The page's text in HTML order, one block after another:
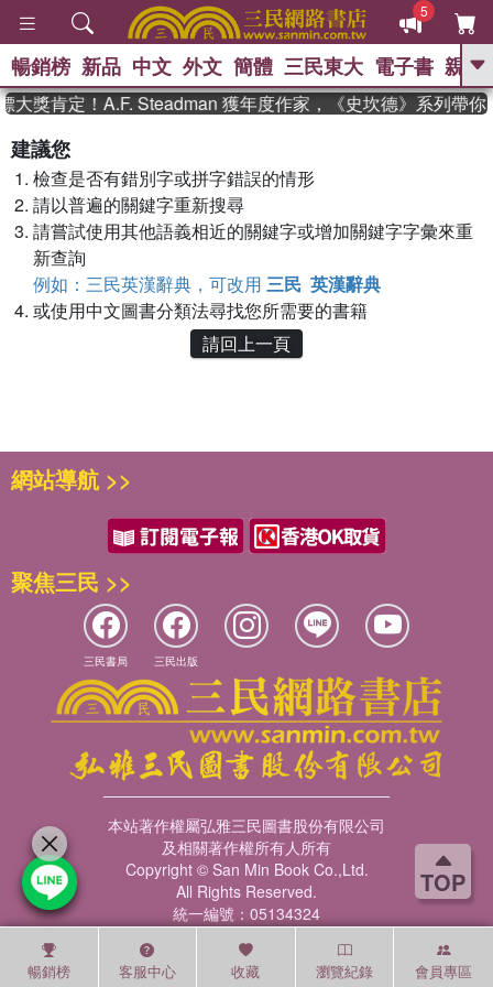
TOP
5
GO
史是一群喵 、
獎 臺灣漫遊錄
登輝時代 、 數學女孩：黎曼猜想 、
暢銷榜 新品 中文 外文 簡體 三民東大 電子書 親子
大獎肯定！A.F. Steadman 獲年度作家，《史坎德》系列帶你
建議您
檢查是否有錯別字或拼字錯誤的情形
請以普遍的關鍵字重新搜尋
請嘗試使用其他語義相近的關鍵字或增加關鍵字字彙來重
新查詢
例如：三民英漢辭典，可改用 三民 英漢辭典
或使用中文圖書分類法尋找您所需要的書籍
請回上一頁
暢銷榜 客服中心 收藏 瀏覽紀錄 會員專區
網站導航 >>
聚焦三民 >>
三民書局 三民出版
本站著作權屬弘雅三民圖書股份有限公司
及相關著作權所有人所有
Copyright © San Min Book Co.,Ltd.
All Rights Reserved.
統一編號：05134324